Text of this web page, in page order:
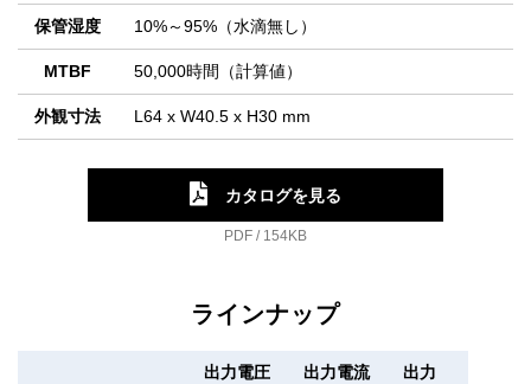
保管湿度 10%～95%（水滴無し）
MTBF 50,000時間（計算値）
外観寸法 L64 x W40.5 x H30 mm
カタログを見る
PDF / 154KB
ラインナップ
出力電圧 出力電流 出力